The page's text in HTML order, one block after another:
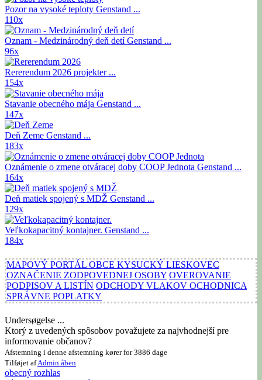
Pozor na vysoké teploty Genstand ...
110x
Oznam - Medzinárodný deň detíGenstand ...
96x
Rererendum 2026 projekter ...
154x
Stavanie obecného mája Genstand ...
147x
Deň Zeme Genstand ...
183x
Oznámenie o zmene otváracej doby COOP Jednota Genstand ...
164x
Deň matiek spojený s MDŽ Genstand ...
129x
Veľkokapacitný kontajner. Genstand ...
184x
MAPOVÝ PORTÁL OBCE KYSUCKÝ LIESKOVEC
OZNAČENIE ZODPOVEDNEJ OSOBY OVEROVANIE
PODPISOV A LISTÍN ODCHODY VLAKOV OCHODNICA
SPRÁVNE POPLATKY
Undersøgelse ...
Ktorý z uvedených spôsobov považujete za najvhodnejší pre
informovanie občanov?
Afstemning i denne afstemning kører for 3886 dage
Tilføjet afAdmin åben
obecný rozhlas